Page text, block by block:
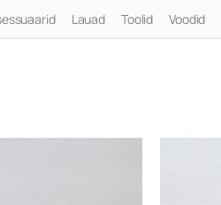
Lauad Toolid Voodid